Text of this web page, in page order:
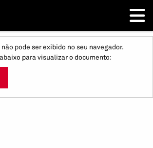
pode ser exibido no seu navegador.
para visualizar o documento: